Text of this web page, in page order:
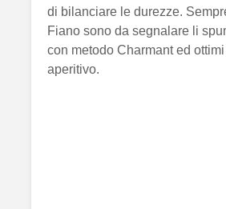
di bilanciare le durezze.
Fiano sono da segnalare li
con metodo Charmant ed
aperitivo.